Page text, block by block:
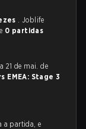
. Joblife
e 0 partidas
21 de mai. de
EMEA: Stage 3
a partida, e